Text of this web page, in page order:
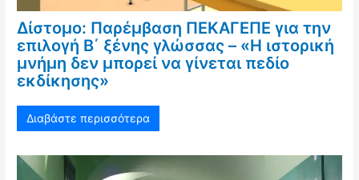
Δίστομο: Παρέμβαση ΠΕΚΑΓΕΠΕ για την
επιλογή Β΄ ξένης γλώσσας – «Η ιστορική
μνήμη δεν μπορεί να γίνεται πεδίο
εκδίκησης»
Διαβάστε περισσότερα